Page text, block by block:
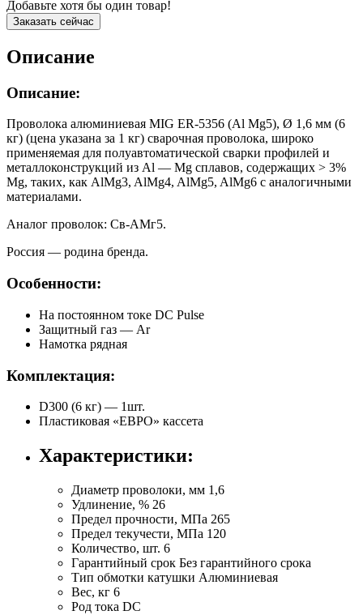
Добавьте хотя бы один товар!
Заказать сейчас
Описание
Описание:
Проволока алюминиевая MIG ER-5356 (Al Mg5), Ø 1,6 мм (6
кг) (цена указана за 1 кг) сварочная проволока, широко
применяемая для полуавтоматической сварки профилей и
металлоконструкций из Al — Mg сплавов, содержащих > 3%
Mg, таких, как AlMg3, AlMg4, AlMg5, AlMg6 с аналогичными
материалами.
Аналог проволок: Св-АМг5.
Россия — родина бренда.
Особенности:
На постоянном токе DC Pulse
Защитный газ — Ar
Намотка рядная
Комплектация:
D300 (6 кг) — 1шт.
Пластиковая «ЕВРО» кассета
Характеристики:
Диаметр проволоки, мм 1,6
Удлинение, % 26
Предел прочности, МПа 265
Предел текучести, МПа 120
Количество, шт. 6
Гарантийный срок Без гарантийного срока
Тип обмотки катушки Алюминиевая
Вес, кг 6
Род тока DC